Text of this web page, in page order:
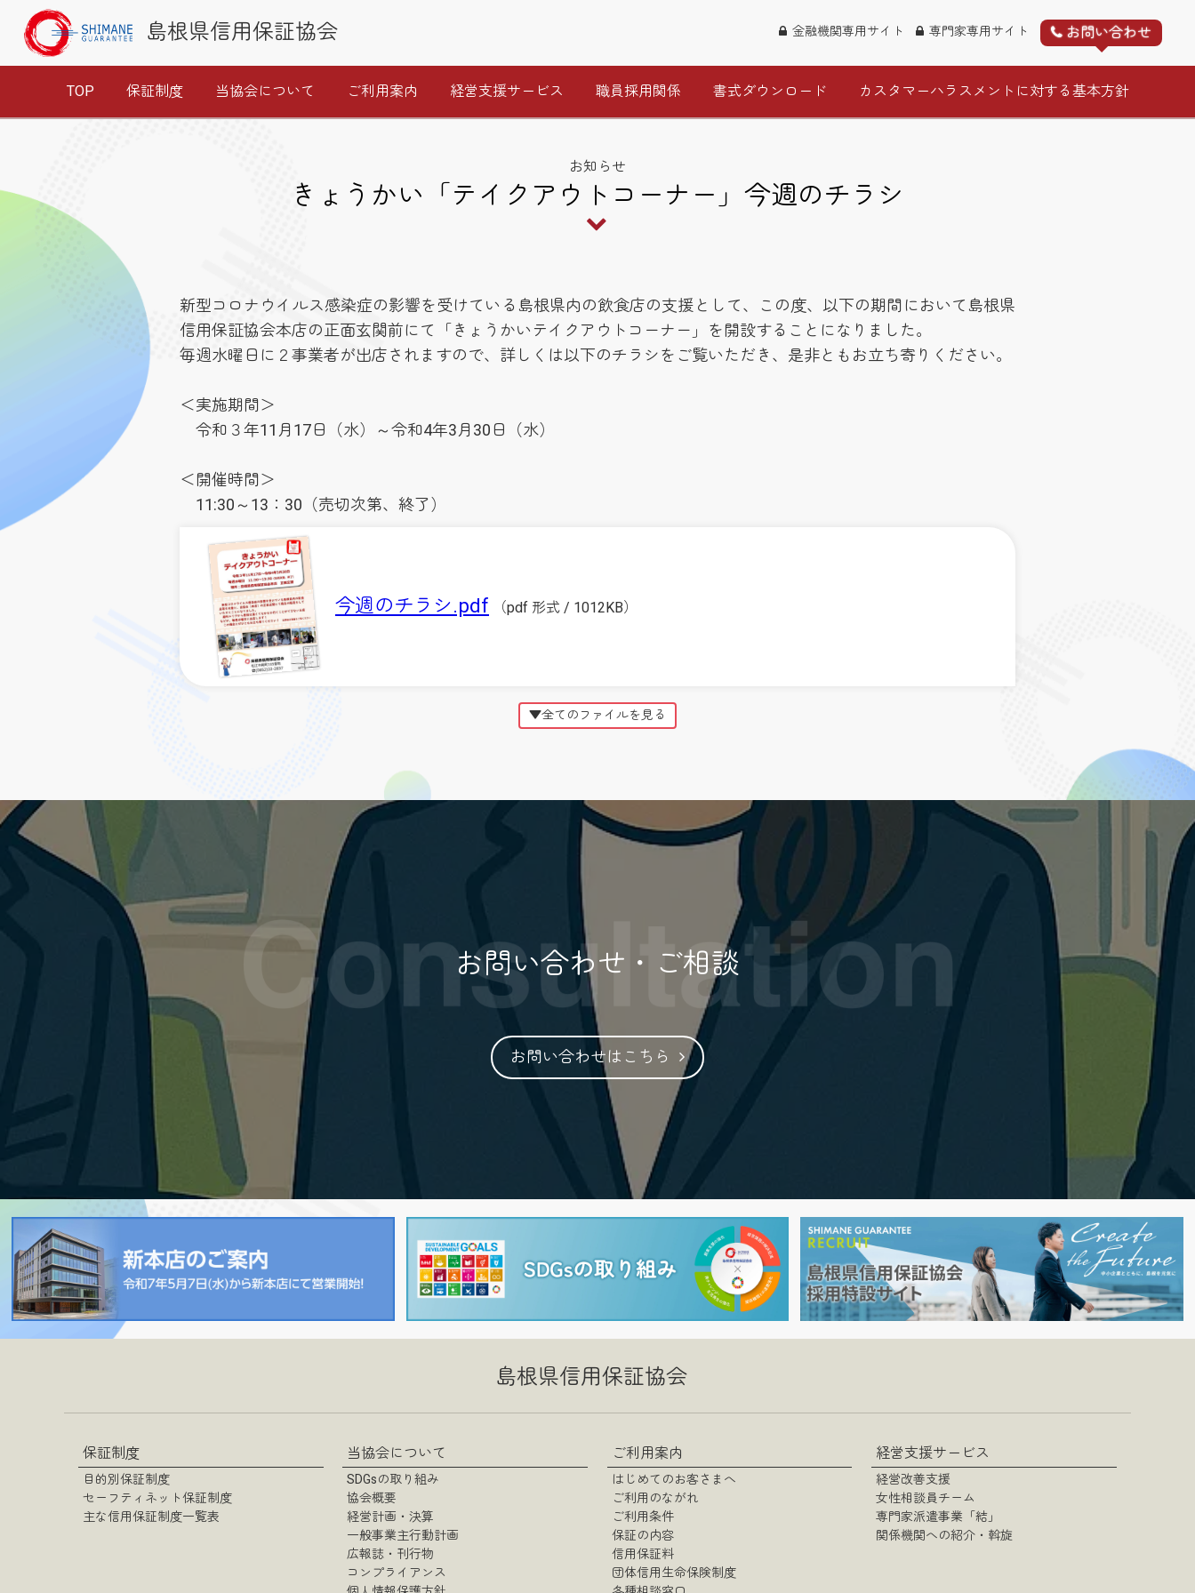
島根県信用保証協会 金融機関専用サイト 専門家専用サイト お問い合わせ
TOP 保証制度 当協会について ご利用案内 経営支援サービス 職員採用関係 書式ダウンロード カスタマーハラスメントに対する基本方針
お知らせ
きょうかい「テイクアウトコーナー」今週のチラシ
新型コロナウイルス感染症の影響を受けている島根県内の飲食店の支援として、この度、以下の期間において島根県
信用保証協会本店の正面玄関前にて「きょうかいテイクアウトコーナー」を開設することになりました。
毎週水曜日に２事業者が出店されますので、詳しくは以下のチラシをご覧いただき、是非ともお立ち寄りください。
＜実施期間＞
令和３年11月17日（水）～令和4年3月30日（水）
＜開催時間＞
11:30～13：30（売切次第、終了）
今週のチラシ.pdf （pdf 形式 / 1012KB）
過去のチラシ（15）.pdf
過去のチラシ（14）.pdf（pdf 形式 / 839KB）
（pdf 形式 / 1128KB）
過去のチラシ（12）.pdf （pdf 形式 / 736KB）
過去のチラシ（11）.pdf （pdf 形式 / 885KB）
▼全てのファイルを見る
お問い合わせ・ご相談
お問い合わせはこちら
島根県信用保証協会
保証制度
目的別保証制度
セーフティネット保証制度
主な信用保証制度一覧表
当協会について
SDGsの取り組み
協会概要
経営計画・決算
一般事業主行動計画
広報誌・刊行物
コンプライアンス
ご利用案内
はじめてのお客さまへ
ご利用のながれ
ご利用条件
保証の内容
信用保証料
団体信用生命保険制度
経営支援サービス
経営改善支援
女性相談員チーム
専門家派遣事業「結」
関係機関への紹介・斡旋